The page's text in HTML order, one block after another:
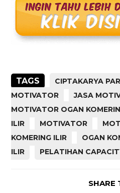
TAGS CIPTAKARYA
MOTIVATOR
JASA
MOTIVATOR OGAN
ILIR
MOTIVATOR
KOMERING ILIR
OGAN
ILIR
PELATIHAN
SHARE